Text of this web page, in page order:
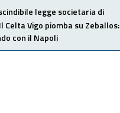
legge societaria di
Celta Vigo piomba su Zeballos:
con il Napoli